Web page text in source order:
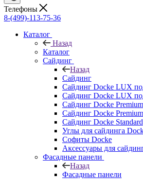
Телефоны
8-(499)-113-75-36
Каталог
Назад
Каталог
Сайдинг
Назад
Сайдинг
Сайдинг Docke LUX
Сайдинг Docke LUX
Сайдинг Docke
Сайдинг Docke Premium
Сайдинг Docke Standard
Углы для сайдинга
Софиты Docke
Аксессуары для
Фасадные панели
Назад
Фасадные панели